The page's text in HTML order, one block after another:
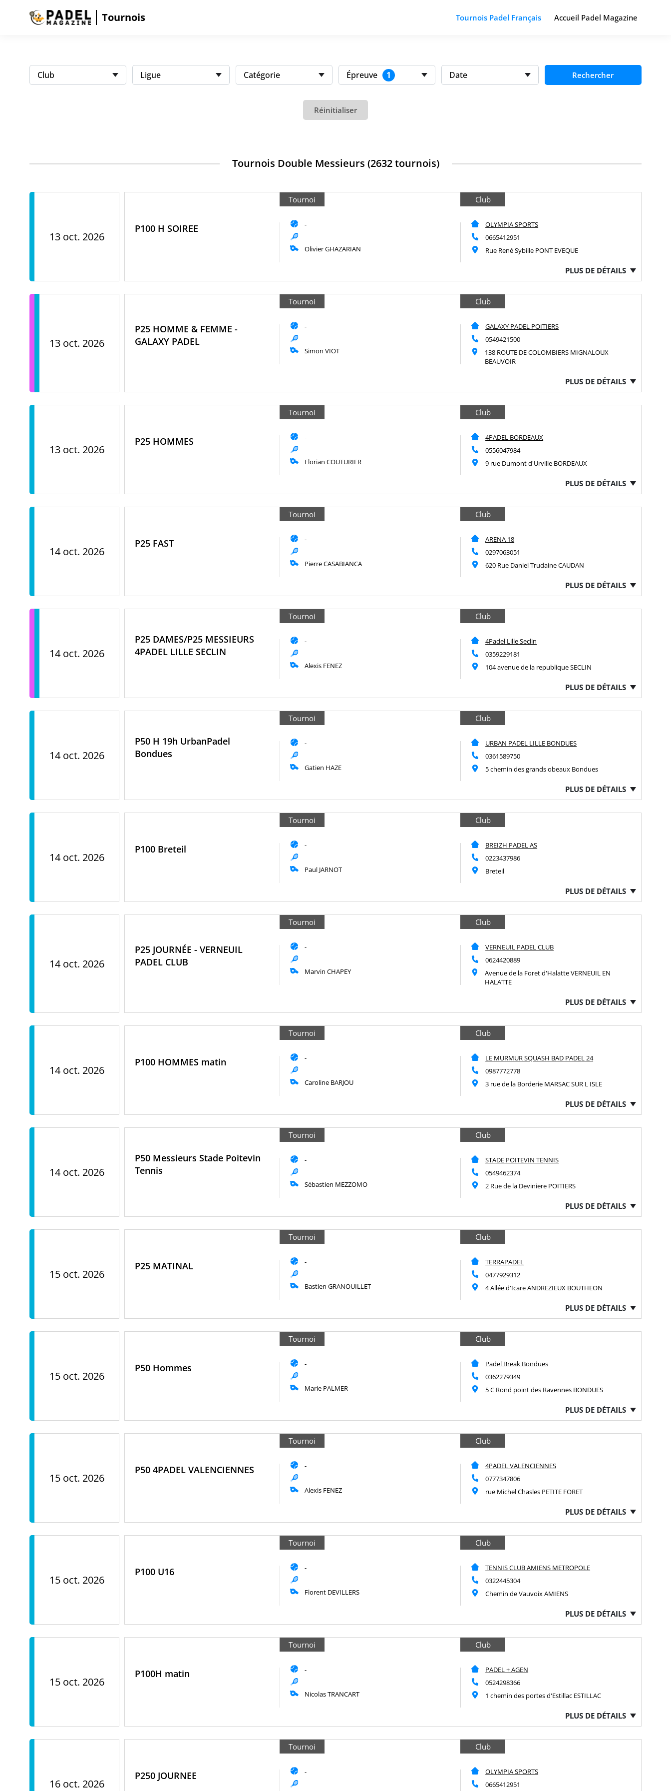
Tournois Tournois Padel Français Accueil Padel Magazine
Club Ligue Catégorie Épreuve 1 Date Rechercher
Réinitialiser
Tournois Double Messieurs (2632 tournois)
13 oct. 2026
P100 H SOIREE
Tournoi
-
Olivier GHAZARIAN
Club
OLYMPIA SPORTS
0665412951
Rue René Sybille PONT EVEQUE
PLUS DE DÉTAILS
13 oct. 2026
P25 HOMME & FEMME -
GALAXY PADEL
Tournoi
-
Simon VIOT
Club
GALAXY PADEL POITIERS
0549421500
138 ROUTE DE COLOMBIERS MIGNALOUX
BEAUVOIR
PLUS DE DÉTAILS
13 oct. 2026
P25 HOMMES
Tournoi
-
Florian COUTURIER
Club
4PADEL BORDEAUX
0556047984
9 rue Dumont d'Urville BORDEAUX
PLUS DE DÉTAILS
14 oct. 2026
P25 FAST
Tournoi
-
Pierre CASABIANCA
Club
ARENA 18
0297063051
620 Rue Daniel Trudaine CAUDAN
PLUS DE DÉTAILS
14 oct. 2026
P25 DAMES/P25 MESSIEURS
4PADEL LILLE SECLIN
Tournoi
-
Alexis FENEZ
Club
4Padel Lille Seclin
0359229181
104 avenue de la republique SECLIN
PLUS DE DÉTAILS
14 oct. 2026
P50 H 19h UrbanPadel
Bondues
Tournoi
-
Gatien HAZE
Club
URBAN PADEL LILLE BONDUES
0361589750
5 chemin des grands obeaux Bondues
PLUS DE DÉTAILS
14 oct. 2026
P100 Breteil
Tournoi
-
Paul JARNOT
Club
BREIZH PADEL AS
0223437986
Breteil
PLUS DE DÉTAILS
14 oct. 2026
P25 JOURNÉE - VERNEUIL
PADEL CLUB
Tournoi
-
Marvin CHAPEY
Club
VERNEUIL PADEL CLUB
0624420889
Avenue de la Foret d'Halatte VERNEUIL EN
HALATTE
PLUS DE DÉTAILS
14 oct. 2026
P100 HOMMES matin
Tournoi
-
Caroline BARJOU
Club
LE MURMUR SQUASH BAD PADEL 24
0987772778
3 rue de la Borderie MARSAC SUR L ISLE
PLUS DE DÉTAILS
14 oct. 2026
P50 Messieurs Stade Poitevin
Tennis
Tournoi
-
Sébastien MEZZOMO
Club
STADE POITEVIN TENNIS
0549462374
2 Rue de la Deviniere POITIERS
PLUS DE DÉTAILS
15 oct. 2026
P25 MATINAL
Tournoi
-
Bastien GRANOUILLET
Club
TERRAPADEL
0477929312
4 Allée d'Icare ANDREZIEUX BOUTHEON
PLUS DE DÉTAILS
15 oct. 2026
P50 Hommes
Tournoi
-
Marie PALMER
Club
Padel Break Bondues
0362279349
5 C Rond point des Ravennes BONDUES
PLUS DE DÉTAILS
15 oct. 2026
P50 4PADEL VALENCIENNES
Tournoi
-
Alexis FENEZ
Club
4PADEL VALENCIENNES
0777347806
rue Michel Chasles PETITE FORET
PLUS DE DÉTAILS
15 oct. 2026
P100 U16
Tournoi
-
Florent DEVILLERS
Club
TENNIS CLUB AMIENS METROPOLE
0322445304
Chemin de Vauvoix AMIENS
PLUS DE DÉTAILS
15 oct. 2026
P100H matin
Tournoi
-
Nicolas TRANCART
Club
PADEL + AGEN
0524298366
1 chemin des portes d'Estillac ESTILLAC
PLUS DE DÉTAILS
16 oct. 2026
P250 JOURNEE
Tournoi
-
Club
OLYMPIA SPORTS
0665412951